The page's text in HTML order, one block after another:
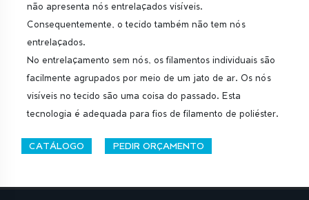
não apresenta nós entrelaçados visíveis.
Consequentemente, o tecido também não tem nós
entrelaçados.
No entrelaçamento sem nós, os filamentos individuais são
facilmente agrupados por meio de um jato de ar. Os nós
visíveis no tecido são uma coisa do passado. Esta
tecnologia é adequada para fios de filamento de poliéster.
CATÁLOGO PEDIR ORÇAMENTO